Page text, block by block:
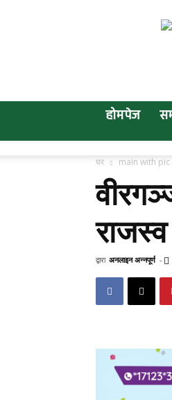
होमपेज
घर main with pic
द्वारा अनलाइन अन्नपूर्ण -